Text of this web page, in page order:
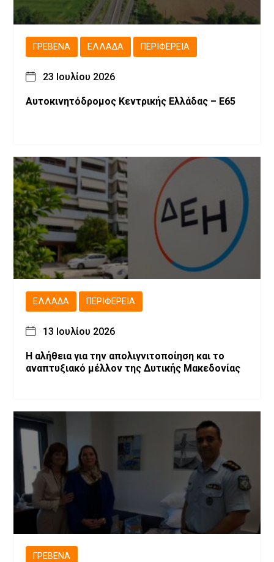
ΓΡΕΒΕΝΆ ΕΛΛΆΔΑ ΠΕΡΙΦΈΡΕΙΑ
23 Ιουλίου 2026
Αυτοκινητόδρομος Κεντρικής Ελλάδας – Ε65
ΕΛΛΆΔΑ ΠΕΡΙΦΈΡΕΙΑ
13 Ιουλίου 2026
Η αλήθεια για την απολιγνιτοποίηση και το
αναπτυξιακό μέλλον της Δυτικής Μακεδονίας
ΓΡΕΒΕΝΆ